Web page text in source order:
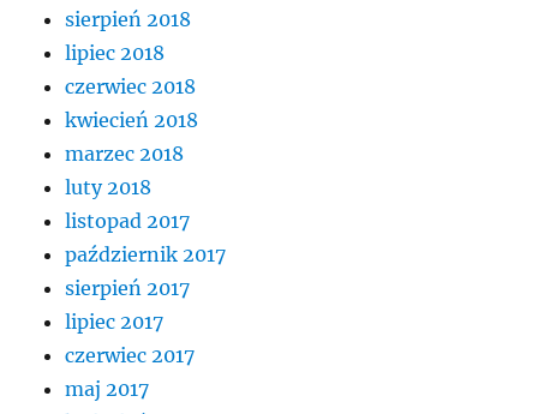
sierpień 2018
lipiec 2018
czerwiec 2018
kwiecień 2018
marzec 2018
luty 2018
listopad 2017
październik 2017
sierpień 2017
lipiec 2017
czerwiec 2017
maj 2017